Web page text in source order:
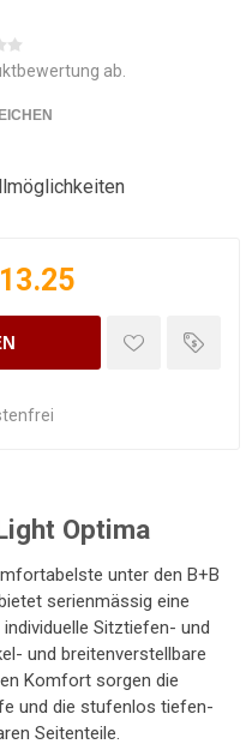
ab.
Optima
unter den B+B
serienmässig eine
Sitztiefen- und
und breitenverstellbare
Komfort sorgen die
und die stufenlos tiefen-
Seitenteile.